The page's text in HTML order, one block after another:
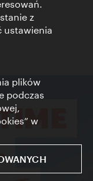
z
ustawienia
plików
podczas
w